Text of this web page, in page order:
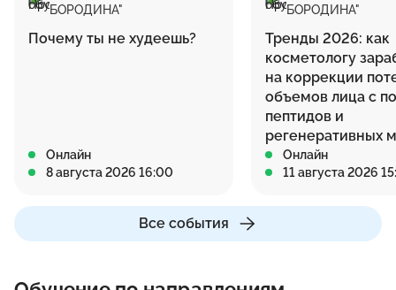
Все события
БОРОДИНА"
Почему ты не худеешь?
Онлайн
8 августа 2026 16:00
БОРОДИНА"
Тренды 2026: как
косметологу
на коррекции
объемов лица с
пептидов и
регенеративных
Онлайн
11 августа 2026